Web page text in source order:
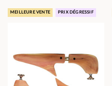
MEILLEURE VENTE PRIX DÉGRESSIF